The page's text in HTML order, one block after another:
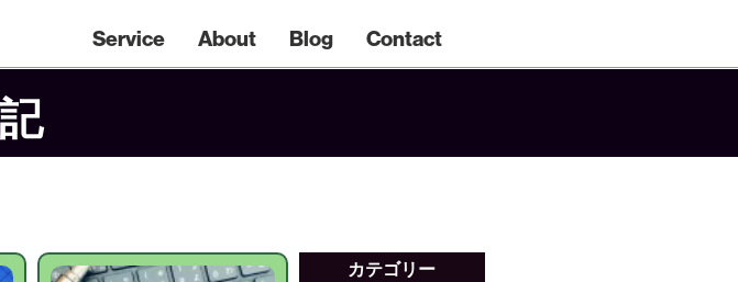
Service About Blog Contact
カテゴリー